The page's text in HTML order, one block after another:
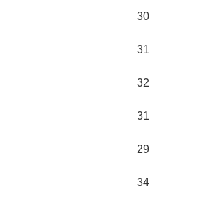
30
31
32
31
29
34